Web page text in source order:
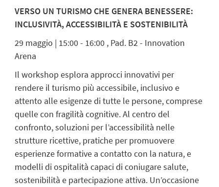
VERSO UN TURISMO CHE GENERA BENESSERE:
INCLUSIVITÀ, ACCESSIBILITÀ E SOSTENIBILITÀ
29 maggio | 15:00 - 16:00 , Pad. B2 - Innovation
Arena
Il workshop esplora approcci innovativi per
rendere il turismo più accessibile, inclusivo e
attento alle esigenze di tutte le persone, comprese
quelle con fragilità cognitive. Al centro del
confronto, soluzioni per l’accessibilità nelle
strutture ricettive, pratiche per promuovere
esperienze formative a contatto con la natura, e
modelli di ospitalità capaci di coniugare salute,
sostenibilità e partecipazione attiva. Un’occasione